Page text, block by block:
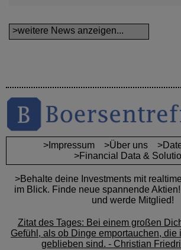
>weitere News anzeigen...
>Impressum >Über uns
>Financial Data &
>Behalte deine Investments mit
im Blick. Finde neue spannende
und werde Mitglied!
Zitat des Tages: Bei einem großen
Gefühl, als ob Dinge emportauchen, die
geblieben sind. - Christian